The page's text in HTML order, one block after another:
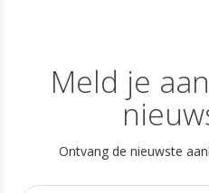
Meld je
Ontvang de nieuwste